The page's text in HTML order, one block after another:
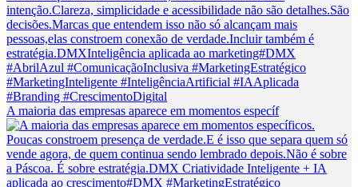
A maioria das empresas aparece em momentos específ